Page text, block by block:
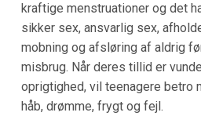
kraftige menstruationer og det
sikker sex, ansvarlig sex,
mobning og afsløring af aldrig
misbrug. Når deres tillid er
oprigtighed, vil teenagere betro
håb, drømme, frygt og fejl.